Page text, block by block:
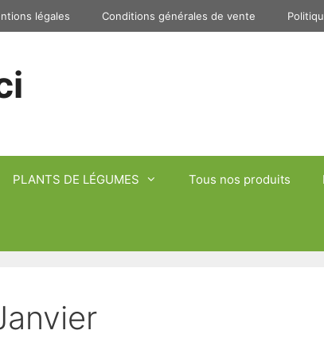
légales Conditions générales de vente
PLANTS DE LÉGUMES Tous nos produits